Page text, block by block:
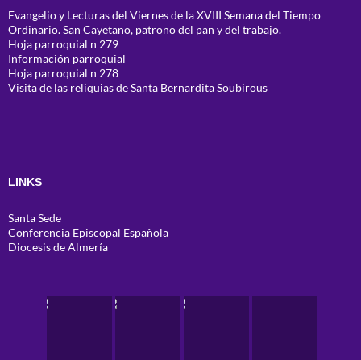
Evangelio y Lecturas del Viernes de la XVIII Semana del Tiempo
Ordinario. San Cayetano, patrono del pan y del trabajo.
Hoja parroquial n 279
Información parroquial
Hoja parroquial n 278
Visita de las reliquias de Santa Bernardita Soubirous
LINKS
Santa Sede
Conferencia Episcopal Española
Diocesis de Almería